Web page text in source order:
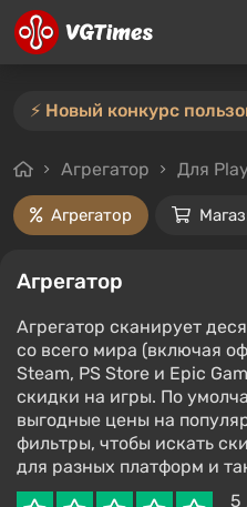
Агрегатор Для
Агрегатор
Агрегатор
Агрегатор сканирует
со всего мира (включая
Steam, PS Store и Epic
скидки на игры. По
выгодные цены на
фильтры, чтобы искать
для разных платформ и
5